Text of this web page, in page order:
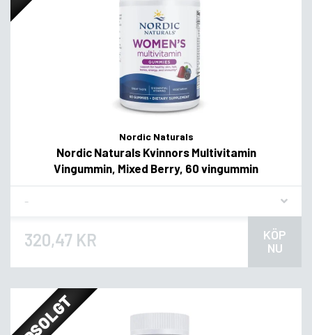
Nordic Naturals
Nordic Naturals Kvinnors Multivitamin
Vingummin, Mixed Berry, 60 vingummin
320,47 KR
KÖP
NU